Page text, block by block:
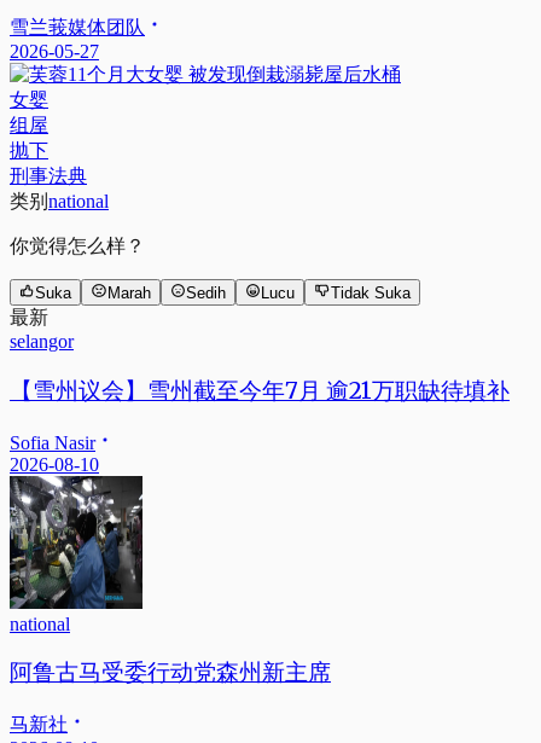
雪兰莪媒体团队
2026-05-27
女婴
组屋
抛下
刑事法典
类别 national
你觉得怎么样？
Suka Marah Sedih Lucu Tidak Suka
最新
selangor
【雪州议会】雪州截至今年7月 逾21万职缺待填补
Sofia Nasir
2026-08-10
national
阿鲁古马受委行动党森州新主席
马新社